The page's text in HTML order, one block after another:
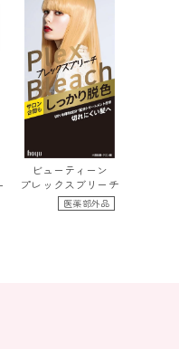
ビューティーン
プレックス ブリーチ
医薬部外品